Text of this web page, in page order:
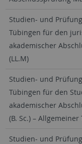
Studien- und
Tübingen für den
akademischer
(LL.M)
Studien- und
Tübingen für den
akademischer
(B. Sc.) – Allgemeiner
Studien- und